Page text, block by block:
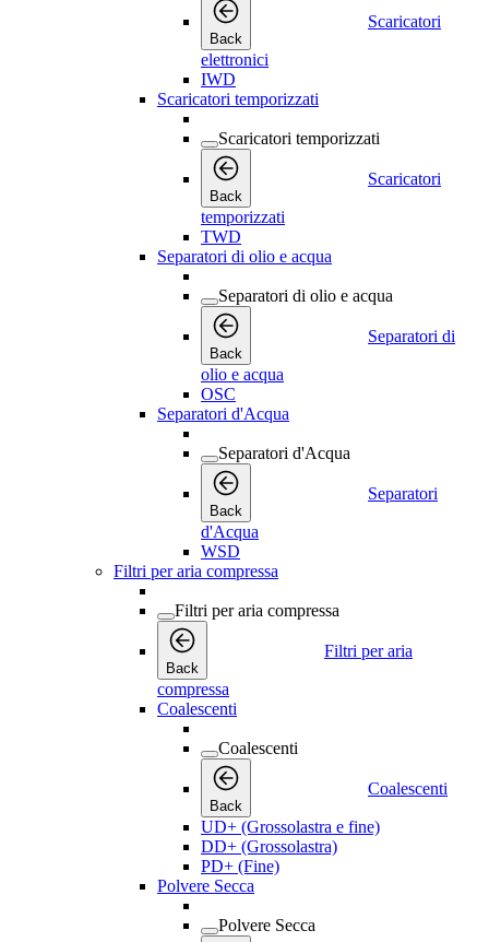
Back
Scaricatori
elettronici
IWD
Scaricatori temporizzati
Scaricatori temporizzati
Back
Scaricatori
temporizzati
TWD
Separatori di olio e acqua
Separatori di olio e acqua
Back
Separatori di
olio e acqua
OSC
Separatori d'Acqua
Separatori d'Acqua
Back
Separatori
d'Acqua
WSD
Filtri per aria compressa
Filtri per aria compressa
Back
Filtri per aria
compressa
Coalescenti
Coalescenti
Back
Coalescenti
UD+ (Grossolastra e fine)
DD+ (Grossolastra)
PD+ (Fine)
Polvere Secca
Polvere Secca